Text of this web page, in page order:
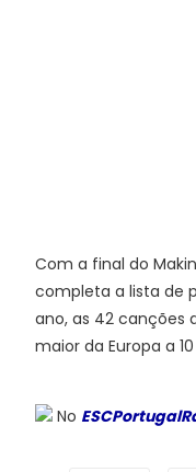
Com a final do
completa a lista de
ano, as 42 canções
maior da Europa a
No